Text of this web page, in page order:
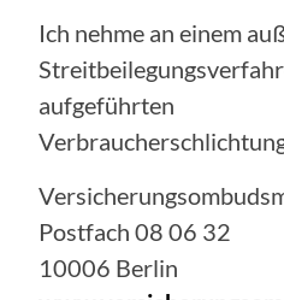
Ich nehme an einem
aufgeführten
Postfach 08 06 32
10006 Berlin